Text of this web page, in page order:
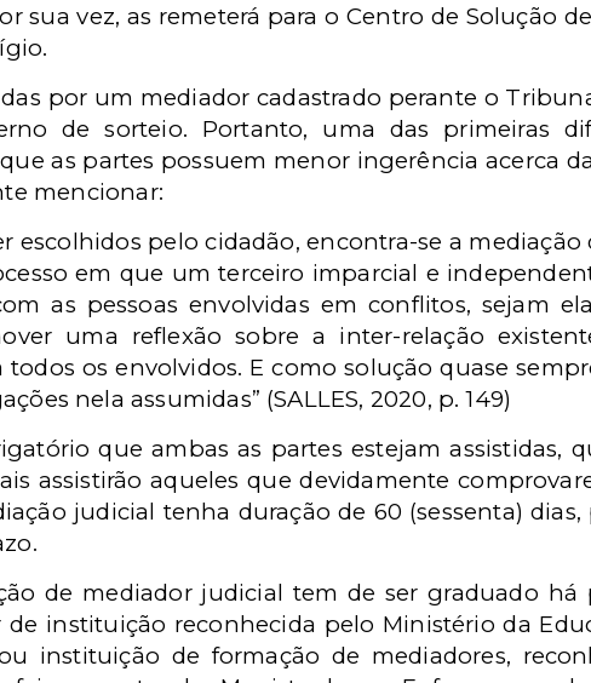
sua vez, as remeterá para o Centro de Solução
por um mediador cadastrado perante o
de sorteio. Portanto, uma das primeiras
as partes possuem menor ingerência acerca
mencionar:
escolhidos pelo cidadão, encontra-se a mediação
em que um terceiro imparcial e
as pessoas envolvidas em conflitos, sejam
uma reflexão sobre a inter-relação
os envolvidos. E como solução quase
nela assumidas” (SALLES, 2020, p. 149)
que ambas as partes estejam assistidas,
assistirão aqueles que devidamente
judicial tenha duração de 60 (sessenta)
de mediador judicial tem de ser graduado há
instituição reconhecida pelo Ministério da
instituição de formação de mediadores,